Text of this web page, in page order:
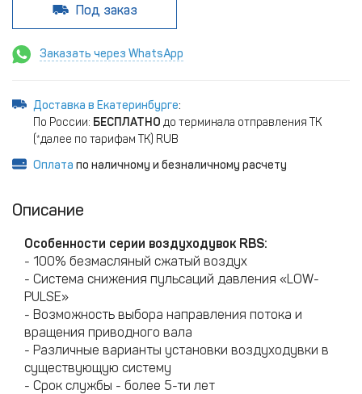
Под заказ
Заказать через WhatsApp
Доставка в Екатеринбурге:
По России: БЕСПЛАТНО до терминала отправления ТК
(*далее по тарифам ТК) RUB
Оплата по наличному и безналичному расчету
Описание
Особенности серии воздуходувок RBS:
- 100% безмасляный сжатый воздух
- Система снижения пульсаций давления «LOW-
PULSE»
- Возможность выбора направления потока и
вращения приводного вала
- Различные варианты установки воздуходувки в
существующую систему
- Срок службы - более 5-ти лет